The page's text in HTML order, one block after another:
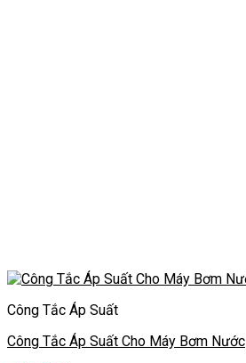
Công Tắc Áp Suất
Công Tắc Áp Suất Cho Máy Bơm Nước